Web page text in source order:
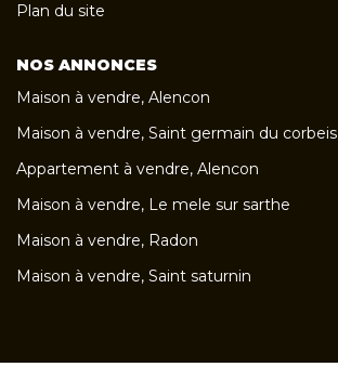
Plan du site
NOS ANNONCES
Maison à vendre, Alencon
Maison à vendre, Saint germain du corbeis
Appartement à vendre, Alencon
Maison à vendre, Le mele sur sarthe
Maison à vendre, Radon
Maison à vendre, Saint saturnin